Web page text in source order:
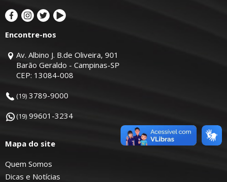
Encontre-nos
Av. Albino J. B.de Oliveira, 901
Barão Geraldo - Campinas-SP
CEP: 13084-008
(19) 3789-9000
(19) 99601-3234
Mapa do site
Quem Somos
Dicas e Notícias